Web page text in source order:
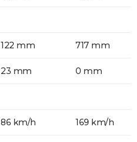
122 mm 717 mm
23 mm 0 mm
86 km/h 169 km/h